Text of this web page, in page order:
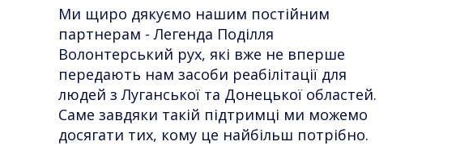
Ми щиро дякуємо нашим постійним
партнерам - Легенда Поділля
Волонтерський рух, які вже не вперше
передають нам засоби реабілітації для
людей з Луганської та Донецької областей.
Саме завдяки такій підтримці ми можемо
досягати тих, кому це найбільш потрібно.